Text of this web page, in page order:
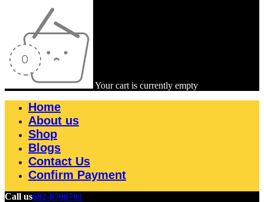
Your cart is currently empty
Home
About us
Shop
Blogs
Contact Us
Confirm Payment
Call us082-8708701